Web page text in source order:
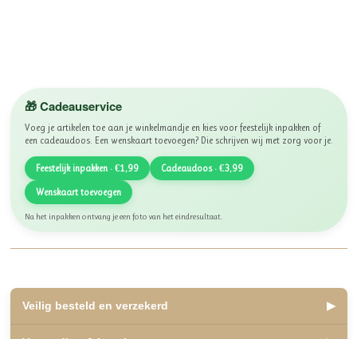
🎁 Cadeauservice
Voeg je artikelen toe aan je winkelmandje en kies voor feestelijk inpakken of
een cadeaudoos. Een wenskaart toevoegen? Die schrijven wij met zorg voor je.
Feestelijk inpakken · €1,99 Cadeaudoos · €3,99
Wenskaart toevoegen
Na het inpakken ontvang je een foto van het eindresultaat.
Veilig besteld en verzekerd ▶